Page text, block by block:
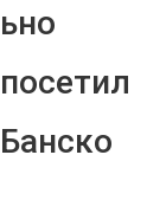
ьно
посетил
Банско